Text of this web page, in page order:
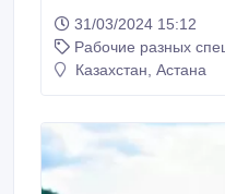
Польша Оплата 30-35
8000 m.kw Жилье 300
Машину дают на
31/03/2024 15:12
Рабочие разных
Казахстан, Астана